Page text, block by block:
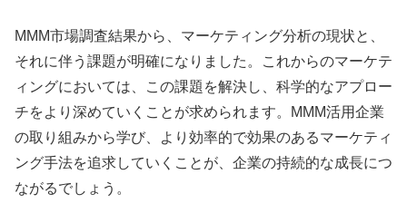
MMM市場調査結果から、マーケティング分析の現状と、
それに伴う課題が明確になりました。これからのマーケテ
ィングにおいては、この課題を解決し、科学的なアプロー
チをより深めていくことが求められます。MMM活用企業
の取り組みから学び、より効率的で効果のあるマーケティ
ング手法を追求していくことが、企業の持続的な成長につ
ながるでしょう。